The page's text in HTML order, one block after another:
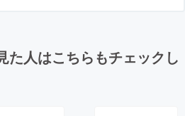
た人はこちらもチェックし